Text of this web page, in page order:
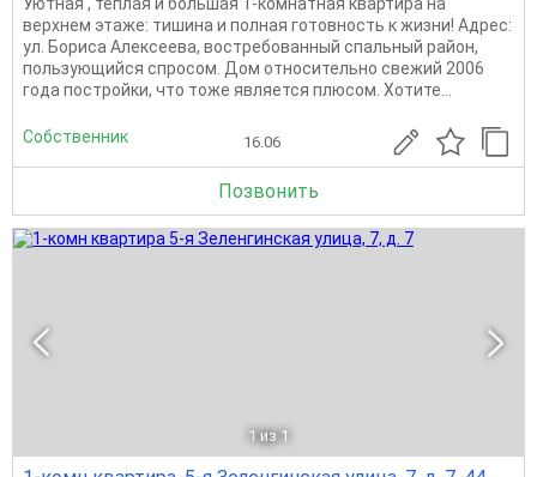
верхнем этаже: тишина и полная готовность к жизни! Адрес:
ул. Бориса Алексеева, востребованный спальный район,
пользующийся спросом. Дом относительно свежий 2006
года постройки, что тоже является плюсом. Хотите...
Собственник 16.06
Позвонить
1 из 1